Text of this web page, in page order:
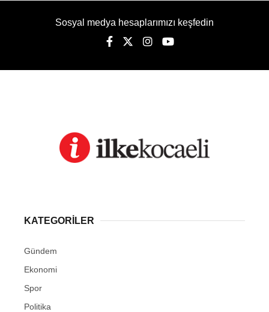
Sosyal medya hesaplarımızı keşfedin
KATEGORİLER
Gündem
Ekonomi
Spor
Politika